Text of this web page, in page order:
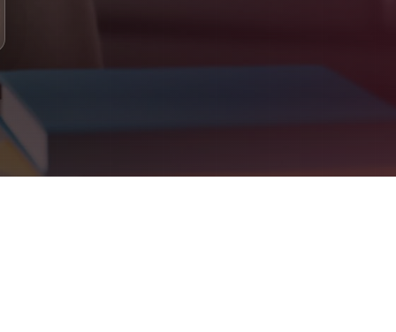
Parent dashboard included. Certificates issued on completion.